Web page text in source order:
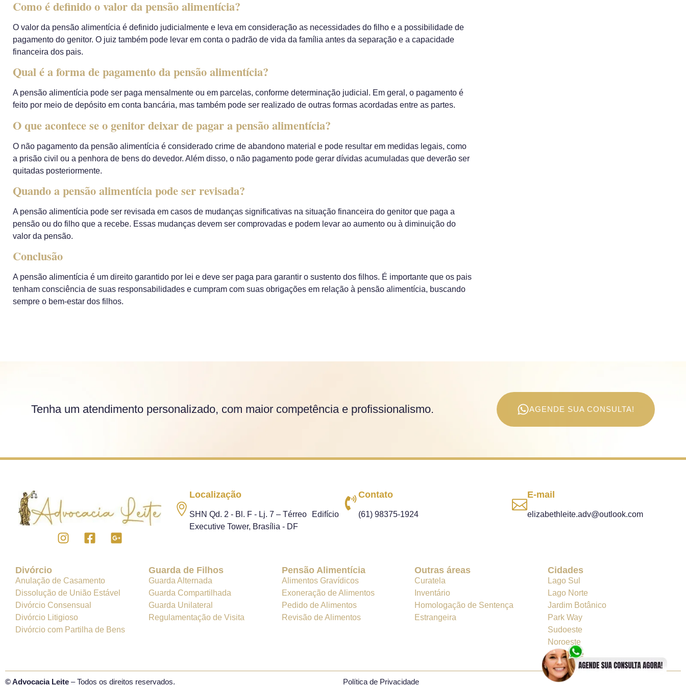
Como é definido o valor da pensão alimentícia?
O valor da pensão alimentícia é definido judicialmente e leva em consideração as necessidades do filho e a possibilidade de
pagamento do genitor. O juiz também pode levar em conta o padrão de vida da família antes da separação e a capacidade
financeira dos pais.
Qual é a forma de pagamento da pensão alimentícia?
A pensão alimentícia pode ser paga mensalmente ou em parcelas, conforme determinação judicial. Em geral, o pagamento é
feito por meio de depósito em conta bancária, mas também pode ser realizado de outras formas acordadas entre as partes.
O que acontece se o genitor deixar de pagar a pensão alimentícia?
O não pagamento da pensão alimentícia é considerado crime de abandono material e pode resultar em medidas legais, como
a prisão civil ou a penhora de bens do devedor. Além disso, o não pagamento pode gerar dívidas acumuladas que deverão ser
quitadas posteriormente.
Quando a pensão alimentícia pode ser revisada?
A pensão alimentícia pode ser revisada em casos de mudanças significativas na situação financeira do genitor que paga a
pensão ou do filho que a recebe. Essas mudanças devem ser comprovadas e podem levar ao aumento ou à diminuição do
valor da pensão.
Conclusão
A pensão alimentícia é um direito garantido por lei e deve ser paga para garantir o sustento dos filhos. É importante que os pais
tenham consciência de suas responsabilidades e cumpram com suas obrigações em relação à pensão alimentícia, buscando
sempre o bem-estar dos filhos.
Tenha um atendimento personalizado, com maior competência e profissionalismo. AGENDE SUA CONSULTA!
Localização
SHN Qd. 2 - Bl. F - Lj. 7 – Térreo Edifício
Executive Tower, Brasília - DF
Contato
(61) 98375-1924
E-mail
elizabethleite.adv@outlook.com
Divórcio
Anulação de Casamento
Dissolução de União Estável
Divórcio Consensual
Divórcio Litigioso
Divórcio com Partilha de Bens
Guarda de Filhos
Guarda Alternada
Guarda Compartilhada
Guarda Unilateral
Regulamentação de Visita
Pensão Alimentícia
Alimentos Gravídicos
Exoneração de Alimentos
Pedido de Alimentos
Revisão de Alimentos
Outras áreas
Curatela
Inventário
Homologação de Sentença
Estrangeira
Cidades
Lago Sul
Lago Norte
Jardim Botânico
Park Way
Sudoeste
Noroeste
Asa Norte
© Advocacia Leite – Todos os direitos reservados. Política de Privacidade